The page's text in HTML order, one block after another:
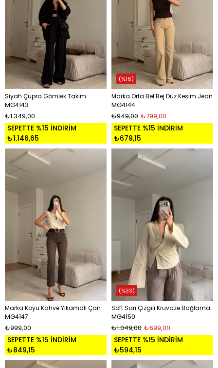
Siyah Çupra Gömlek Takım
MG4143
₺1.349,00
SEPETTE %15 İNDİRİM
₺1.146,65
Marka Orta Bel Bej Düz Kesim Jean
MG4144
₺799,00
₺949,00
SEPETTE %15 İNDİRİM
₺679,15
%16
Marka Koyu Kahve Yıkamalı Çan Kesim Jean
MG4147
₺999,00
SEPETTE %15 İNDİRİM
₺849,15
Soft Sarı Çizgili Kruvaze Bağlamalı Gömlek
MG4150
₺699,00
₺1.049,00
SEPETTE %15 İNDİRİM
₺594,15
%33